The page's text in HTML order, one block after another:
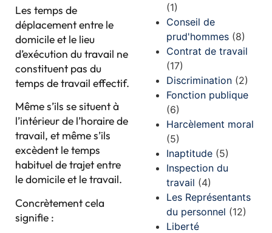
Les temps de
déplacement entre le
domicile et le lieu
d’exécution du travail ne
constituent pas du
temps de travail effectif.
Même s’ils se situent à
l’intérieur de l’horaire de
travail, et même s’ils
excèdent le temps
habituel de trajet entre
le domicile et le travail.
Concrètement cela
signifie :
(1)
Conseil de
prud'hommes (8)
Contrat de travail
(17)
Discrimination (2)
Fonction publique
(6)
Harcèlement moral
(5)
Inaptitude (5)
Inspection du
travail (4)
Les Représentants
du personnel (12)
Liberté